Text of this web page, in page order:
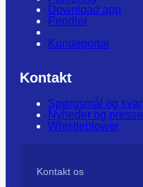
Download app
Pendler
Kundeportal
Kontakt
Spørgsmål og svar
Nyheder og presse
Whistleblower
Kontakt os